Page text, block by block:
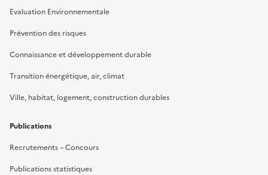
Evaluation Environnementale
Prévention des risques
Connaissance et développement durable
Transition énergétique, air, climat
Ville, habitat, logement, construction durables
Publications
Recrutements – Concours
Publications statistiques